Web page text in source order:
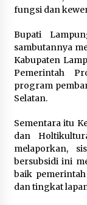
fungsi dan
Bupati
sambutannya
Kabupaten
Pemerintah
program
Selatan.
Sementara itu
dan
melaporkan,
bersubsidi ini
baik
dan tingkat